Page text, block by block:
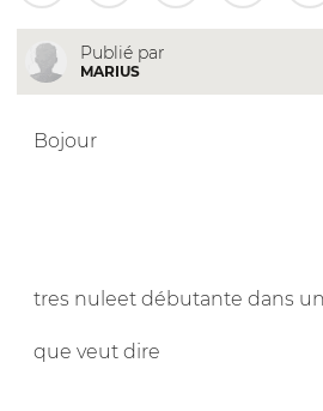
Publié par
MARIUS
Bojour
tres nuleet débutante dans
que veut dire